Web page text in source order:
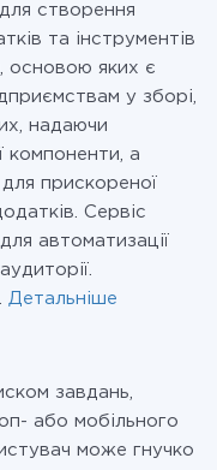
створення
та інструментів
основою яких є
у зборі,
надаючи
компоненти, а
прискореної
Сервіс
автоматизації
Детальніше
завдань,
або мобільного
може гнучко